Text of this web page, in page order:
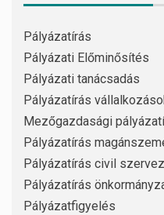
Pályázatírás
Pályázati Előminősítés
Pályázati tanácsadás
Pályázatírás
Mezőgazdasági
Pályázatírás
Pályázatírás civil
Pályázatírás
Pályázatfigyelés